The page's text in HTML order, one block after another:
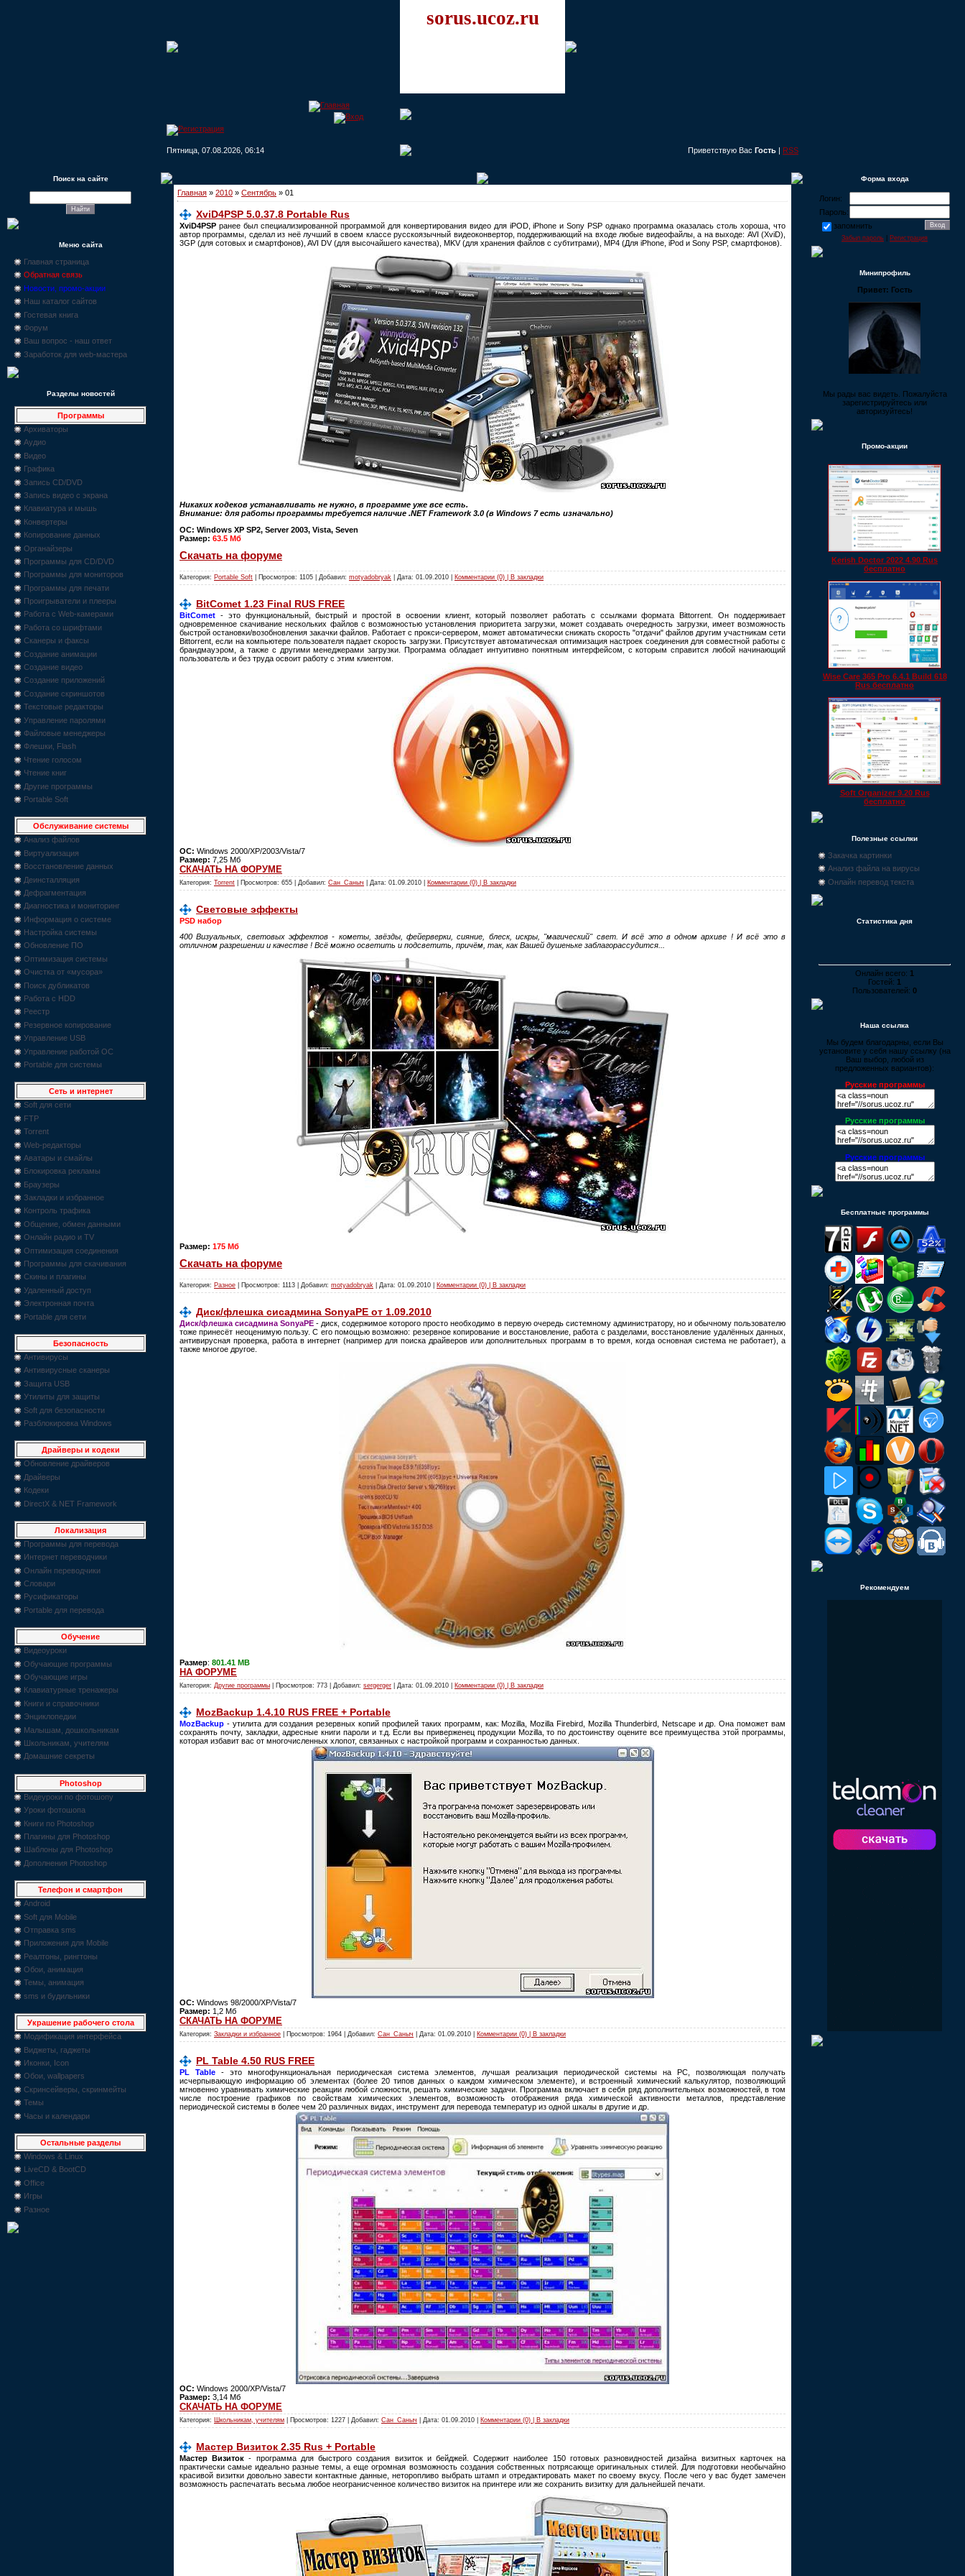
sorus.ucoz.ru
Пятница, 07.08.2026, 06:14 Приветствую Вас Гость | RSS
Поиск на сайте
Меню сайта
Главная страница
Обратная связь
Новости, промо-акции
Наш каталог сайтов
Гостевая книга
Форум
Ваш вопрос - наш ответ
Заработок для web-мастера
Разделы новостей
Программы
Архиваторы
Аудио
Видео
Графика
Запись CD/DVD
Запись видео с экрана
Клавиатура и мышь
Конвертеры
Копирование данных
Органайзеры
Программы для CD/DVD
Программы для мониторов
Программы для печати
Проигрыватели и плееры
Работа с Web-камерами
Работа со шрифтами
Сканеры и факсы
Создание анимации
Создание видео
Создание приложений
Создание скриншотов
Текстовые редакторы
Управление паролями
Файловые менеджеры
Флешки, Flash
Чтение голосом
Чтение книг
Другие программы
Portable Soft
Обслуживание системы
Анализ файлов
Виртуализация
Восстановление данных
Деинсталляция
Дефрагментация
Диагностика и мониторинг
Информация о системе
Настройка системы
Обновление ПО
Оптимизация системы
Очистка от «мусора»
Поиск дубликатов
Работа с HDD
Реестр
Резервное копирование
Управление USB
Управление работой ОС
Portable для системы
Сеть и интернет
Soft для сети
FTP
Torrent
Web-редакторы
Аватары и смайлы
Блокировка рекламы
Браузеры
Закладки и избранное
Контроль трафика
Общение, обмен данными
Онлайн радио и TV
Оптимизация соединения
Программы для скачивания
Скины и плагины
Удаленный доступ
Электронная почта
Portable для сети
Безопасность
Антивирусы
Антивирусные сканеры
Защита USB
Утилиты для защиты
Soft для безопасности
Разблокировка Windows
Драйверы и кодеки
Обновление драйверов
Драйверы
Кодеки
DirectX & NET Framework
Локализация
Программы для перевода
Интернет переводчики
Онлайн переводчики
Словари
Русификаторы
Portable для перевода
Обучение
Видеоуроки
Обучающие программы
Обучающие игры
Клавиатурные тренажеры
Книги и справочники
Энциклопедии
Малышам, дошкольникам
Школьникам, учителям
Домашние секреты
Photoshop
Видеуроки по фотошопу
Уроки фотошопа
Книги по Photoshop
Плагины для Photoshop
Шаблоны для Photoshop
Дополнения Photoshop
Телефон и смартфон
Android
Soft для Mobile
Отправка sms
Приложения для Mobile
Реалтоны, рингтоны
Обои, анимация
Темы, анимация
sms и будильники
Украшение рабочего стола
Модификация интерфейса
Виджеты, гаджеты
Иконки, Icon
Обои, wallpapers
Скринсейверы, скринмейты
Темы
Часы и календари
Остальные разделы
Windows & Linux
LiveCD & BootCD
Office
Игры
Разное
Главная » 2010 » Сентябрь » 01
XviD4PSP 5.0.37.8 Portable Rus
XviD4PSP ранее был специализированной программой для конвертирования видео для iPOD, iPhone и Sony PSP однако программа оказалась столь хороша, что
автор программы, сделал из неё лучший в своем классе русскоязычный видеоконвертор, поддерживающий на входе любые видеофайлы, а на выходе: AVI (XviD),
3GP (для сотовых и смартфонов), AVI DV (для высочайшего качества), MKV (для хранения файлов с субтитрами), MP4 (Для iPhone, iPod и Sony PSP, смартфонов).
Никаких кодеков устанавливать не нужно, в программе уже все есть.
Внимание: для работы программы требуется наличие .NET Framework 3.0 (в Windows 7 есть изначально)
ОС: Windows XP SP2, Server 2003, Vista, Seven
Размер: 63.5 Мб
Скачать на форуме
Категория: Portable Soft | Просмотров: 1105 | Добавил: motyadobryak | Дата: 01.09.2010 Комментарии (0) | В закладки
BitComet 1.23 Final RUS FREE
BitComet - это функциональный, быстрый и простой в освоении клиент, который позволяет работать с ссылками формата Bittorrent. Он поддерживает
одновременное скачивание нескольких файлов с возможностью установления приоритета загрузки, может создавать очередность загрузки, имеет возможность
быстрой остановки/возобновления закачки файлов. Работает с прокси-сервером, может автоматически снижать скорость "отдачи" файлов другим участникам сети
Bittorrent, если на компьютере пользователя падает скорость загрузки. Присутствует автоматическая оптимизация настроек соединения для совместной работы с
брандмауэром, а также с другими менеджерами загрузки. Программа обладает интуитивно понятным интерфейсом, с которым справится любой начинающий
пользователь и без труда освоит работу с этим клиентом.
ОС: Windows 2000/XP/2003/Vista/7
Размер: 7,25 Мб
СКАЧАТЬ НА ФОРУМЕ
Категория: Torrent | Просмотров: 655 | Добавил: Сан_Саныч | Дата: 01.09.2010 Комментарии (0) | В закладки
Световые эффекты
PSD набор
400 Визуальных, световых эффектов - кометы, звёзды, фейерверки, сияние, блеск, искры, "магический" свет. И всё это в одном архиве ! И всё это в
отличном разрешении и качестве ! Всё можно осветить и подсветить, причём, так, как Вашей душеньке заблагорассудится...
Размер: 175 Мб
Скачать на форуме
Категория: Разное | Просмотров: 1113 | Добавил: motyadobryak | Дата: 01.09.2010 Комментарии (0) | В закладки
Диск/флешка сисадмина SonyaPE от 1.09.2010
Диск/флешка сисадмина SonyaPE - диск, содержимое которого просто необходимо в первую очередь системному администратору, но и обычному пользователю
тоже принесёт неоценимую пользу. С его помощью возможно: резервное копирование и восстановление, работа с разделами, восстановление удалённых данных,
антивирусная проверка, работа в интернет (например для поиска драйверов или дополнительных программ в то время, когда основная система не работает), а
также многое другое.
Размер: 801.41 MB
НА ФОРУМЕ
Категория: Другие программы | Просмотров: 773 | Добавил: sergerger | Дата: 01.09.2010 Комментарии (0) | В закладки
MozBackup 1.4.10 RUS FREE + Portable
MozBackup - утилита для создания резервных копий профилей таких программ, как: Mozilla, Mozilla Firebird, Mozilla Thunderbird, Netscape и др. Она поможет вам
сохранять почту, закладки, адресные книги пароли и т.д. Если вы приверженец продукции Mozilla, то по достоинству оцените все преимущества этой программы,
которая избавит вас от многочисленных хлопот, связанных с настройкой программ и сохранностью данных.
ОС: Windows 98/2000/XP/Vista/7
Размер: 1,2 Мб
СКАЧАТЬ НА ФОРУМЕ
Категория: Закладки и избранное | Просмотров: 1964 | Добавил: Сан_Саныч | Дата: 01.09.2010 Комментарии (0) | В закладки
PL Table 4.50 RUS FREE
PL Table - это многофункциональная периодическая система элементов, лучшая реализация периодической системы на PC, позволяющая получать
исчерпывающую информацию об элементах (более 20 типов данных о каждом химическом элементе), и встроенный химический калькулятор, позволяющий
мгновенно уравнивать химические реакции любой сложности, решать химические задачи. Программа включает в себя ряд дополнительных возможностей, в том
числе построение графиков по свойствам химических элементов, возможность отображения ряда химической активности металлов, представление
периодической системы в более чем 20 различных видах, инструмент для перевода температур из одной шкалы в другие и др.
ОС: Windows 2000/XP/Vista/7
Размер: 3,14 Мб
СКАЧАТЬ НА ФОРУМЕ
Категория: Школьникам, учителям | Просмотров: 1227 | Добавил: Сан_Саныч | Дата: 01.09.2010 Комментарии (0) | В закладки
Мастер Визиток 2.35 Rus + Portable
Мастер Визиток - программа для быстрого создания визиток и бейджей. Содержит наиболее 150 готовых разновидностей дизайна визитных карточек на
практически самые идеально разные темы, а еще огромная возможность создания собственных потрясающе оригинальных стилей. Для подготовки необычайно
красивой визитки довольно завести контактные данные, неторопливо выбрать штамп и отредактировать макет по своему вкусу. После чего у вас будет замечен
возможность распечатать весьма любое неогранисченное количество визиток на принтере или же сохранить визитку для дальнейшей печати.
Форма входа
Логин:
Пароль:
запомнить
Забыл пароль Регистрация
Минипрофиль
Привет: Гость
Мы рады вас видеть. Пожалуйста
зарегистрируйтесь или
авторизуйтесь!
Промо-акции
Kerish Doctor 2022 4.90 Rus
бесплатно
Wise Care 365 Pro 6.4.1 Build 618
Rus бесплатно
Soft Organizer 9.20 Rus
бесплатно
Полезные ссылки
Закачка картинки
Анализ файла на вирусы
Онлайн перевод текста
Статистика дня
Онлайн всего: 1
Гостей: 1
Пользователей: 0
Наша ссылка
Мы будем благодарны, если Вы
установите у себя нашу ссылку (на
Ваш выбор, любой из
предложенных вариантов):
Русские программы
Русские программы
Русские программы
Бесплатные программы
Рекомендуем